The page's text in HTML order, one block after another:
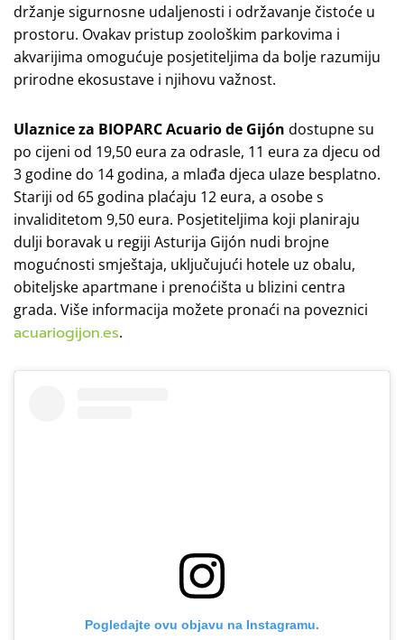
držanje sigurnosne udaljenosti i održavanje čistoće u
prostoru. Ovakav pristup zoološkim parkovima i
akvarijima omogućuje posjetiteljima da bolje razumiju
prirodne ekosustave i njihovu važnost.
Ulaznice za BIOPARC Acuario de Gijón dostupne su
po cijeni od 19,50 eura za odrasle, 11 eura za djecu od
3 godine do 14 godina, a mlađa djeca ulaze besplatno.
Stariji od 65 godina plaćaju 12 eura, a osobe s
invaliditetom 9,50 eura. Posjetiteljima koji planiraju
dulji boravak u regiji Asturija Gijón nudi brojne
mogućnosti smještaja, uključujući hotele uz obalu,
obiteljske apartmane i prenoćišta u blizini centra
grada. Više informacija možete pronaći na poveznici
acuariogijon.es.
Pogledajte ovu objavu na Instagramu.